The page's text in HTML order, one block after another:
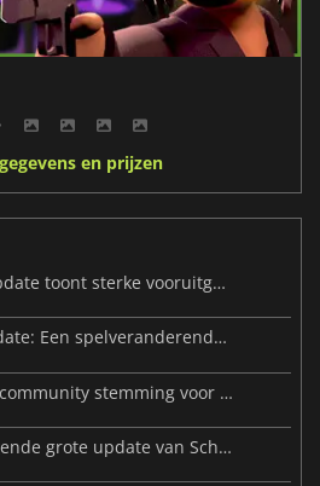
en prijzen
Schedule 1's nieuwe update toont sterke vooruitgang in early access
Schedule 1's Cartel Update: Een spelveranderende uitbreiding
Shedule I lanceert een community stemming voor de volgende content update
Sneak peek van de volgende grote update van Schedule I